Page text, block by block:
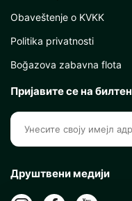
Obaveštenje o KVKK
Politika privatnosti
Boğazova zabavna flota
Пријавите се на билтен
Друштвени медији